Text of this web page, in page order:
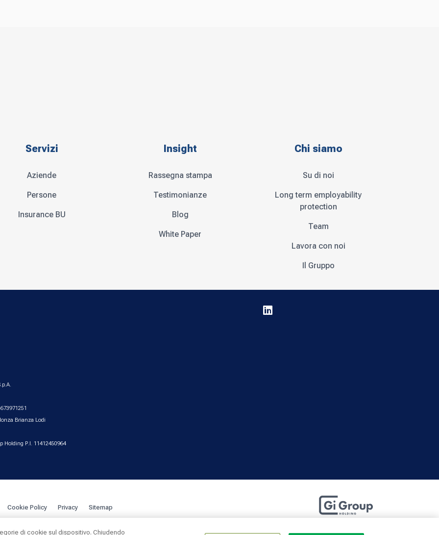
Servizi
Aziende
Persone
Insurance BU
Insight
Rassegna stampa
Testimonianze
Blog
White Paper
Chi siamo
Su di noi
Long term employability
protection
Team
Lavora con noi
Il Gruppo
Brianza Lodi
Holding P.I. 11412450964

Cookie Policy Privacy Sitemap
di cookie sul dispositivo. Chiudendo